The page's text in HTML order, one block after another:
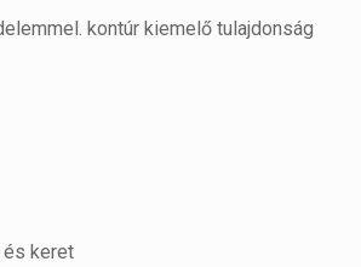
kontúr kiemelő tulajdonság
keret